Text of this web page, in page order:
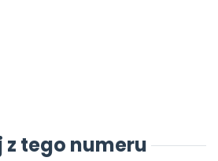
z tego numeru